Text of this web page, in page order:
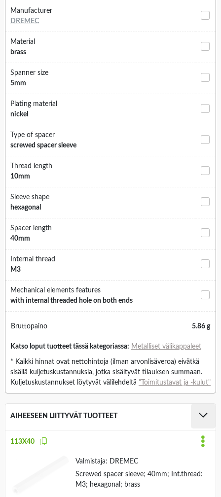
Manufacturer
DREMEC
Material
brass
Spanner size
5mm
Plating material
nickel
Type of spacer
screwed spacer sleeve
Thread length
10mm
Sleeve shape
hexagonal
Spacer length
40mm
Internal thread
M3
Mechanical elements features
with internal threaded hole on both ends
Bruttopaino 5.86 g
Katso loput tuotteet tässä kategoriassa: Metalliset välikappaleet
* Kaikki hinnat ovat nettohintoja (ilman arvonlisäveroa) eivätkä
sisällä kuljetuskustannuksia, jotka sisältyvät tilauksen summaan.
Kuljetuskustannukset löytyvät välilehdeltä "Toimitustavat ja -kulut"
AIHEESEEN LIITTYVÄT TUOTTEET
113X40
Valmistaja:
DREMEC
Screwed spacer sleeve; 40mm; Int.thread:
M3; hexagonal; brass